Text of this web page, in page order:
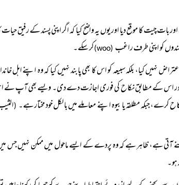
چیت کا موقع دیا اور یوں یہ واضح کیا کہ اگر اپنی پسند کے رفیق
کو اپنی طرف راغب (woo)
کر سکے۔
نہیں کیا، بلکہ سبیعہ کو اس کا بھی پابند نہیں کیا کہ وہ اپنے اہل
اور اس کے مطابق نکاح کی فوری اجازت دے دی۔ ویسے بھی آپ نے
جبکہ مطلقہ یا بیوہ اپنے معاملے میں بالکل خود مختار ہے۔ (
آتی ہے، ظاہر ہے کہ وہ پردے کے ایسے ماحول میں ممکن نہیں جس